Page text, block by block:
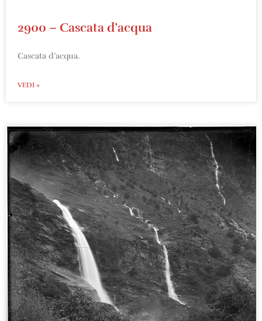
2900 – Cascata d’acqua
Cascata d’acqua.
VEDI »